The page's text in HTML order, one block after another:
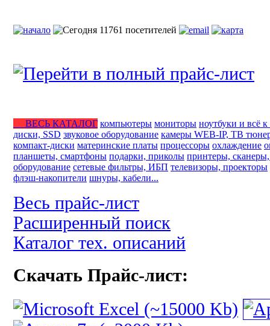
ВЕСЬ КАТАЛОГ компьютеры мониторы ноутбуки и всё
диски, SSD звуковое оборудование камеры WEB-IP, ТВ
компакт-диски материнские платы процессоры охлаждение
планшеты, смартфоны подарки, приколы принтеры,
оборудование сетевые фильтры, ИБП телевизоры, проекторы
флэш-накопители шнуры, кабели...
Весь прайс-лист
Расширенный поиск
Каталог тех. описаний
Скачать Прайс-лист: